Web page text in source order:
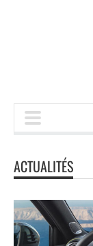
ACTUALITÉS